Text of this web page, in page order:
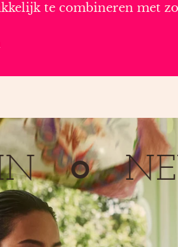
te combineren met
NEW